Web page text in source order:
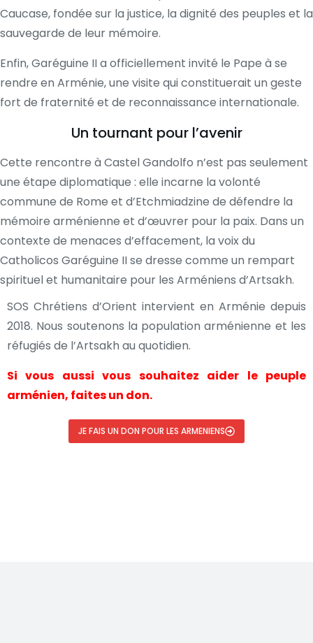
Caucase, fondée sur la justice, la dignité des peuples et la
sauvegarde de leur mémoire.
Enfin, Garéguine II a officiellement invité le Pape à se
rendre en Arménie, une visite qui constituerait un geste
fort de fraternité et de reconnaissance internationale.
Un tournant pour l’avenir
Cette rencontre à Castel Gandolfo n’est pas seulement
une étape diplomatique : elle incarne la volonté
commune de Rome et d’Etchmiadzine de défendre la
mémoire arménienne et d’œuvrer pour la paix. Dans un
contexte de menaces d’effacement, la voix du
Catholicos Garéguine II se dresse comme un rempart
spirituel et humanitaire pour les Arméniens d’Artsakh.
SOS Chrétiens d’Orient intervient en Arménie depuis
2018. Nous soutenons la population arménienne et les
réfugiés de l’Artsakh au quotidien.
Si vous aussi vous souhaitez aider le peuple
arménien, faites un don.
JE FAIS UN DON POUR LES ARMENIENS